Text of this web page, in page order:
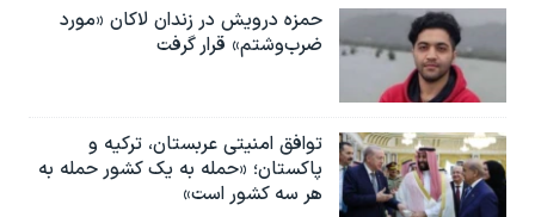
حمزه درویش در زندان لاکان «مورد
ضرب‌وشتم» قرار گرفت
توافق امنیتی عربستان، ترکیه و
پاکستان؛ «حمله به یک کشور حمله به
هر سه کشور است»